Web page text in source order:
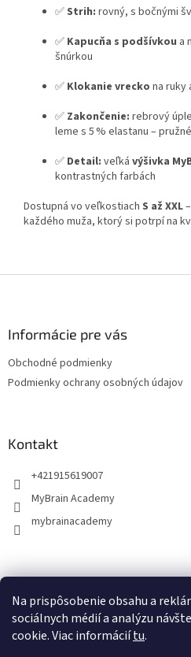
Na prispôsobenie obsahu a
sociálnych médií a analýzu
cookie. Viac informáciítu.
✅Strih: rovný, s bočnými
✅ Kapucňa s podšívkou a
šnúrkou
✅ Klokanie vrecko na ruky
✅ Zakončenie: rebrový
leme s 5 % elastanu –
✅ Detail: veľká výšivka
kontrastných farbách
Dostupná vo veľkostiach S až XXL
každého muža, ktorý si potrpí na
Informácie pre vás
Obchodné podmienky
Podmienky ochrany osobných údajov
Kontakt
+421915619007
MyBrain Academy
mybrainacademy
Facebook